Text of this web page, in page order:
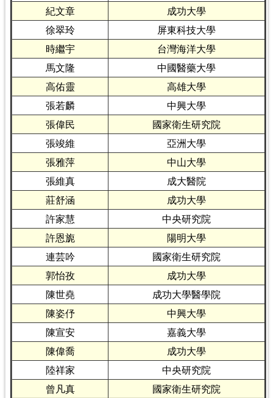
紀文章
成功大學
徐翠玲
屏東科技大學
時繼宇
台灣海洋大學
馬文隆
中國醫藥大學
高佑靈
高雄大學
張若麟
中興大學
張偉民
國家衛生研究院
張竣維
亞洲大學
張雅萍
中山大學
張維真
成大醫院
莊舒涵
成功大學
許家慧
中央研究院
許恩旎
陽明大學
連芸吟
國家衛生研究院
郭怡孜
成功大學
陳世堯
成功大學醫學院
陳姿伃
中興大學
陳宣安
嘉義大學
陳偉喬
成功大學
陸祥家
中央研究院
曾凡真
國家衛生研究院